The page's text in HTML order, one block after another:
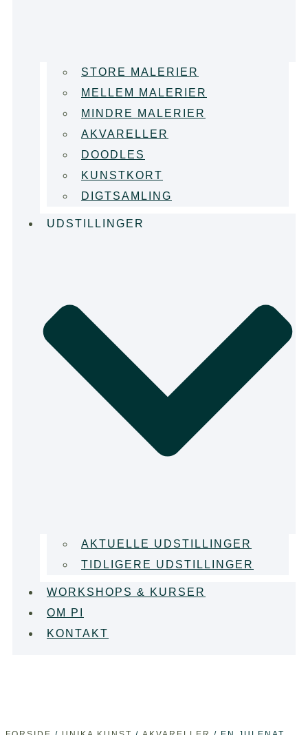
STORE MALERIER
MELLEM MALERIER
MINDRE MALERIER
AKVARELLER
DOODLES
KUNSTKORT
DIGTSAMLING
UDSTILLINGER
AKTUELLE UDSTILLINGER
TIDLIGERE UDSTILLINGER
WORKSHOPS & KURSER
OM PI
KONTAKT